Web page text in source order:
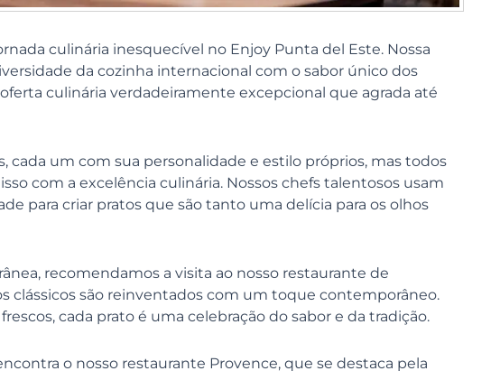
culinária inesquecível no Enjoy Punta del Este. Nossa
da cozinha internacional com o sabor único dos
culinária verdadeiramente excepcional que agrada até
cada um com sua personalidade e estilo próprios, mas todos
com a excelência culinária. Nossos chefs talentosos usam
para criar pratos que são tanto uma delícia para os olhos
recomendamos a visita ao nosso restaurante de
clássicos são reinventados com um toque contemporâneo.
cada prato é uma celebração do sabor e da tradição.
o nosso restaurante Provence, que se destaca pela